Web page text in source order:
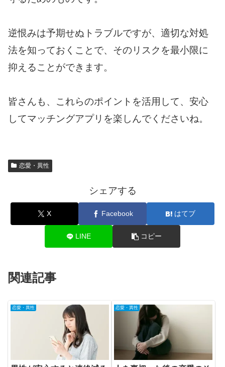
逆恨みは予期せぬトラブルですが、適切な対処
法を知っておくことで、そのリスクを最小限に
抑えることができます。
皆さんも、これらのポイントを活用して、安心
してマッチングアプリを楽しんでくださいね。
恋愛・異性
シェアする
X Facebook はてブ
LINE コピー
関連記事
恋愛・異性 恋愛・異性